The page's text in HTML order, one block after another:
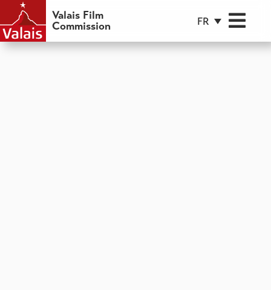
Valais Film
Commission
FR